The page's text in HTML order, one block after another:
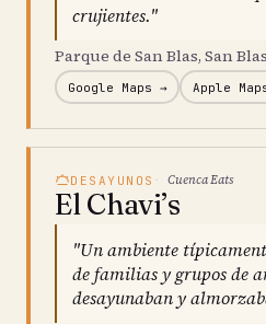
crujientes."
Parque de San Blas, San
Google Maps → Apple
DESAYUNOS Cuenca Eats
El Chavi’s
"Un ambiente
de familias y grupos de
desayunaban y